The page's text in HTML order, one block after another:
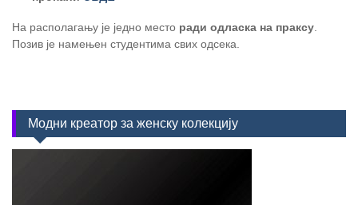
На располагању је једно место ради одласка на праксу.
Позив је намењен студентима свих одсека.
Модни креатор за женску колекцију